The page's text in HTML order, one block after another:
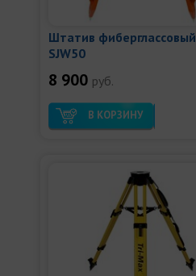
Штатив фиберглассовый
SJW50
8 900 руб.
В КОРЗИНУ